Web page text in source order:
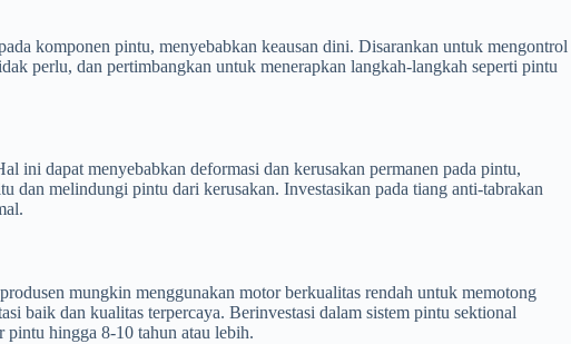
komponen pintu, menyebabkan keausan dini. Disarankan untuk mengontrol
perlu, dan pertimbangkan untuk menerapkan langkah-langkah seperti pintu
ini dapat menyebabkan deformasi dan kerusakan permanen pada pintu,
dan melindungi pintu dari kerusakan. Investasikan pada tiang anti-tabrakan
mungkin menggunakan motor berkualitas rendah untuk memotong
baik dan kualitas terpercaya. Berinvestasi dalam sistem pintu sektional
pintu hingga 8-10 tahun atau lebih.